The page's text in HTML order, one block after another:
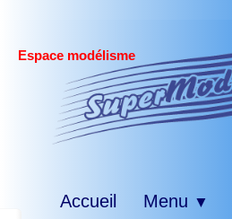
Espace modélisme
Accueil Menu ▼